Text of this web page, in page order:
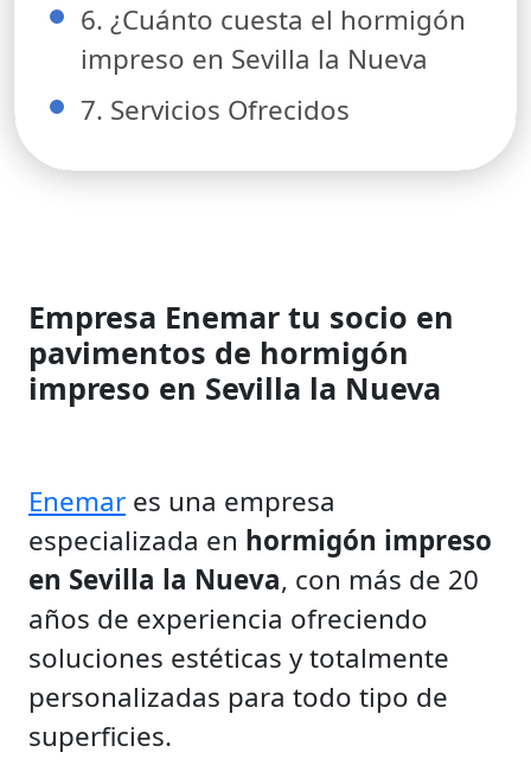
6. ¿Cuánto cuesta el hormigón
impreso en Sevilla la Nueva
7. Servicios Ofrecidos
Empresa Enemar tu socio en
pavimentos de hormigón
impreso en Sevilla la Nueva
Enemar es una empresa
especializada en hormigón impreso
en Sevilla la Nueva, con más de 20
años de experiencia ofreciendo
soluciones estéticas y totalmente
personalizadas para todo tipo de
superficies.